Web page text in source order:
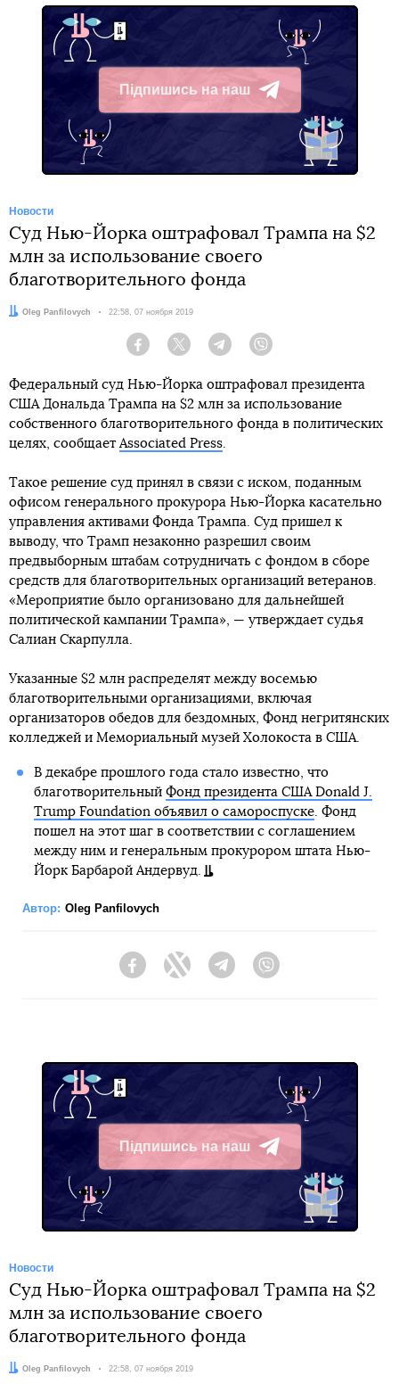
Підпишись на наш
Telegram
Новости
Суд Нью-Йорка оштрафовал Трампа на $2
млн за использование своего
благотворительного фонда
Автор:
Oleg Panfilovych Дата:
22:58, 07 ноября 2019
Facebook Twitter Telegram
Федеральный суд Нью-Йорка оштрафовал президента
США Дональда Трампа на $2 млн за использование
собственного благотворительного фонда в политических
целях, сообщаетAssociated Press.
Такое решение суд принял в связи с иском, поданным
офисом генерального прокурора Нью-Йорка касательно
управления активами Фонда Трампа. Суд пришел к
выводу, что Трамп незаконно разрешил своим
предвыборным штабам сотрудничать с фондом в сборе
средств для благотворительных организаций ветеранов.
«Мероприятие было организовано для дальнейшей
политической кампании Трампа», — утверждает судья
Салиан Скарпулла.
Указанные $2 млн распределят между восемью
благотворительными организациями, включая
организаторов обедов для бездомных, Фонд негритянских
колледжей и Мемориальный музей Холокоста в США.
В декабре прошлого года стало известно, что
благотворительный Фонд президента США Donald J.
Trump Foundation объявил о самороспуске. Фонд
пошел на этот шаг в соответствии с соглашением
между ним и генеральным прокурором штата Нью-
Йорк Барбарой Андервуд.
Автор: Oleg Panfilovych
FacebookTwitter Telegram
Підпишись на наш
Telegram
Новости
Суд Нью-Йорка оштрафовал Трампа на $2
млн за использование своего
благотворительного фонда
Автор:
Oleg Panfilovych Дата:
22:58, 07 ноября 2019